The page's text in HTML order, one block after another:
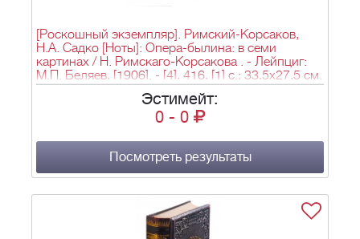
[Роскошный экземпляр]. Римский-Корсаков,
Н.А. Садко [Ноты]: Опера-былина: в семи
картинах / Н. Римскаго-Корсакова . - Лейпциг:
М.П. Беляев, [1906]. - [4], 416, [1] с.; 33,5х27,5 см.
Эстимейт:
0 - 0
Посмотреть результаты